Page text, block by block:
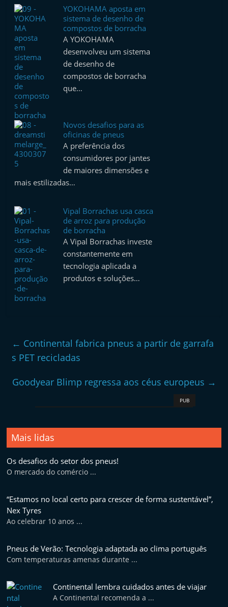
YOKOHAMA aposta em
sistema de desenho de
compostos de borracha
A YOKOHAMA
desenvolveu um sistema
de desenho de
compostos de borracha
que…
Novos desafios para as
oficinas de pneus
A preferência dos
consumidores por jantes
de maiores dimensões e
mais estilizadas…
Vipal Borrachas usa casca
de arroz para produção
de borracha
A Vipal Borrachas investe
constantemente em
tecnologia aplicada a
produtos e soluções…
← Continental fabrica pneus a partir de garrafa
s PET recicladas
Goodyear Blimp regressa aos céus europeus →
PUB
Mais lidas
Os desafios do setor dos pneus!
O mercado do comércio ...
“Estamos no local certo para crescer de forma sustentável”,
Nex Tyres
Ao celebrar 10 anos ...
Pneus de Verão: Tecnologia adaptada ao clima português
Com temperaturas amenas durante ...
Continental lembra cuidados antes de viajar
A Continental recomenda a ...